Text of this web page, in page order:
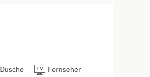
Dusche
Fernseher